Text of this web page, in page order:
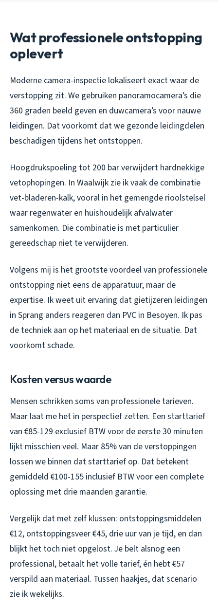
Wat professionele ontstopping
oplevert
Moderne camera-inspectie lokaliseert exact waar de
verstopping zit. We gebruiken panoramocamera’s die
360 graden beeld geven en duwcamera’s voor nauwe
leidingen. Dat voorkomt dat we gezonde leidingdelen
beschadigen tijdens het ontstoppen.
Hoogdrukspoeling tot 200 bar verwijdert hardnekkige
vetophopingen. In Waalwijk zie ik vaak de combinatie
vet-bladeren-kalk, vooral in het gemengde rioolstelsel
waar regenwater en huishoudelijk afvalwater
samenkomen. Die combinatie is met particulier
gereedschap niet te verwijderen.
Volgens mij is het grootste voordeel van professionele
ontstopping niet eens de apparatuur, maar de
expertise. Ik weet uit ervaring dat gietijzeren leidingen
in Sprang anders reageren dan PVC in Besoyen. Ik pas
de techniek aan op het materiaal en de situatie. Dat
voorkomt schade.
Kosten versus waarde
Mensen schrikken soms van professionele tarieven.
Maar laat me het in perspectief zetten. Een starttarief
van €85-129 exclusief BTW voor de eerste 30 minuten
lijkt misschien veel. Maar 85% van de verstoppingen
lossen we binnen dat starttarief op. Dat betekent
gemiddeld €100-155 inclusief BTW voor een complete
oplossing met drie maanden garantie.
Vergelijk dat met zelf klussen: ontstoppingsmiddelen
€12, ontstoppingsveer €45, drie uur van je tijd, en dan
blijkt het toch niet opgelost. Je belt alsnog een
professional, betaalt het volle tarief, én hebt €57
verspild aan materiaal. Tussen haakjes, dat scenario
zie ik wekelijks.